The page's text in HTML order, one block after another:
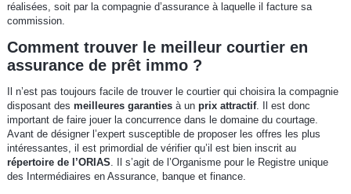
réalisées, soit par la compagnie d’assurance à laquelle il facture sa
commission.
Comment trouver le meilleur courtier en
assurance de prêt immo ?
Il n’est pas toujours facile de trouver le courtier qui choisira la compagnie
disposant des meilleures garantiesà un prix attractif. Il est donc
important de faire jouer la concurrence dans le domaine du courtage.
Avant de désigner l’expert susceptible de proposer les offres les plus
intéressantes, il est primordial de vérifier qu’il est bien inscrit au
répertoire de l’ORIAS. Il s’agit de l’Organisme pour le Registre unique
des Intermédiaires en Assurance, banque et finance.